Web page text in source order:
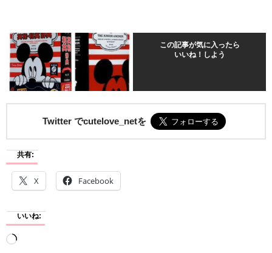
この記事が気に入ったら
いいね！しよう
Twitter でcutelove_netを
共有:
X Facebook
いいね:
読